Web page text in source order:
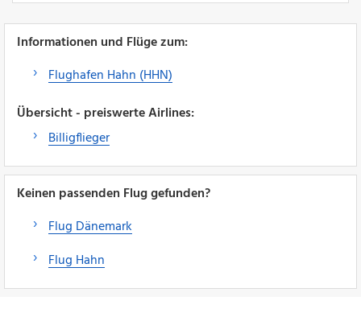
Informationen und Flüge zum:
Flughafen Hahn (HHN)
Übersicht - preiswerte Airlines:
Billigflieger
Keinen passenden Flug gefunden?
Flug Dänemark
Flug Hahn